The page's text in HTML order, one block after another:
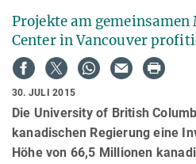
Projekte am gemeinsamen
Center in Vancouver
30. JULI 2015
Die University of British
kanadischen Regierung eine
Höhe von 66,5 Millionen